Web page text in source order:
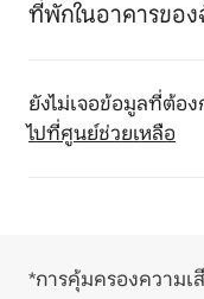
ที่พักในอาคารของ
ยังไม่เจอข้อมูลที่ต้อง
ไปที่ศูนย์ช่วยเหลือ
*การคุ้มครองความเ